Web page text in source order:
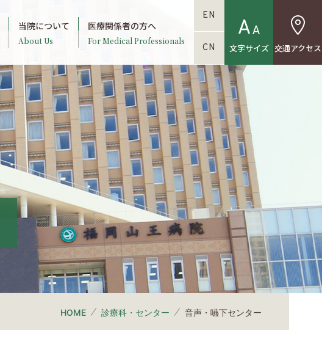
当院について
About Us
医療関係者の方へ
For Medical Professionals
EN
CN 文字サイズ 交通アクセス
HOME 診療科・センター 音声・嚥下センター